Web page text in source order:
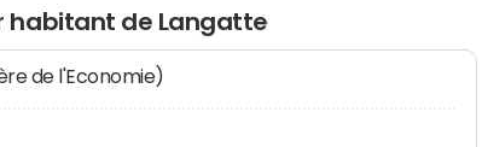
habitant de Langatte
de l'Economie)